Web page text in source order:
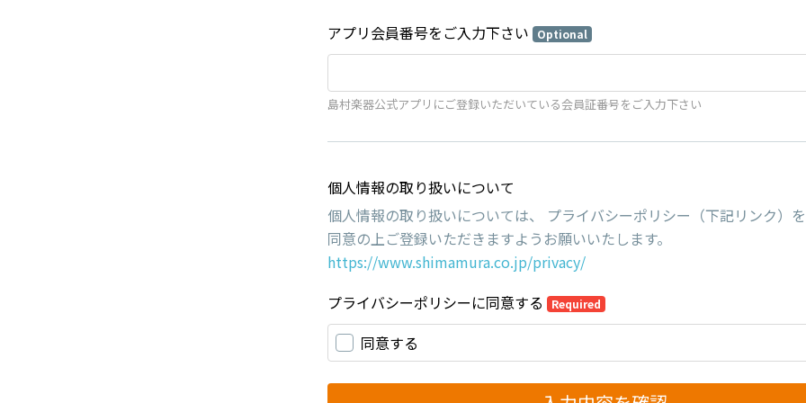
アプリ会員番号をご入力下さい Optional
島村楽器公式アプリにご登録いただいている会員証番号をご入力下さい
個人情報の取り扱いについて
個人情報の取り扱いについては、 プライバシーポリシー（下記リンク）を
同意の上ご登録いただきますようお願いいたします。
https://www.shimamura.co.jp/privacy/
プライバシーポリシーに同意する
Required
同意する